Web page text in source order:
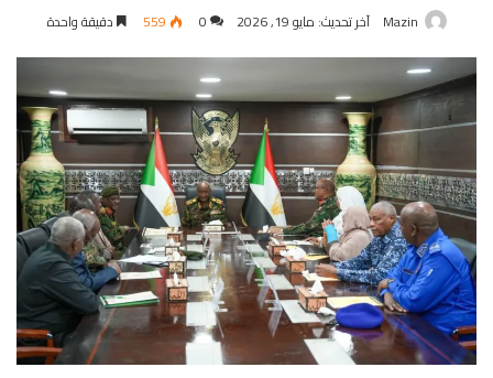
Mazin آخر تحديث: مايو 19, 2026 0
559 دقيقة واحدة